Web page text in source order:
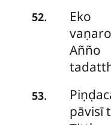
52.
Eko
53.
pāvisī